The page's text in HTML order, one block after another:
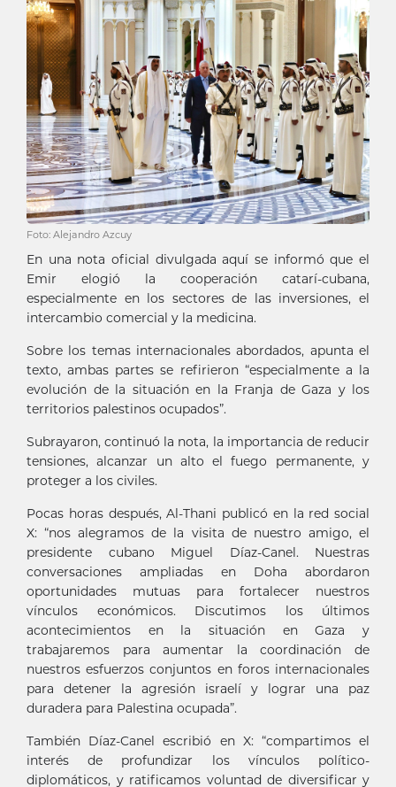
Foto: Alejandro Azcuy
En una nota oficial divulgada aquí se informó que el
Emir elogió la cooperación catarí-cubana,
especialmente en los sectores de las inversiones, el
intercambio comercial y la medicina.
Sobre los temas internacionales abordados, apunta el
texto, ambas partes se refirieron “especialmente a la
evolución de la situación en la Franja de Gaza y los
territorios palestinos ocupados”.
Subrayaron, continuó la nota, la importancia de reducir
tensiones, alcanzar un alto el fuego permanente, y
proteger a los civiles.
Pocas horas después, Al-Thani publicó en la red social
X: “nos alegramos de la visita de nuestro amigo, el
presidente cubano Miguel Díaz-Canel. Nuestras
conversaciones ampliadas en Doha abordaron
oportunidades mutuas para fortalecer nuestros
vínculos económicos. Discutimos los últimos
acontecimientos en la situación en Gaza y
trabajaremos para aumentar la coordinación de
nuestros esfuerzos conjuntos en foros internacionales
para detener la agresión israelí y lograr una paz
duradera para Palestina ocupada”.
También Díaz-Canel escribió en X: “compartimos el
interés de profundizar los vínculos político-
diplomáticos, y ratificamos voluntad de diversificar y